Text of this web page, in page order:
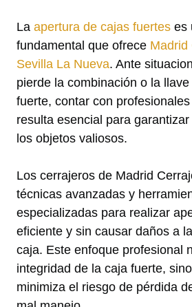
La apertura de cajas fuertes es
fundamental que ofrece Madrid
Sevilla La Nueva. Ante
pierde la combinación o la
fuerte, contar con
resulta esencial para
los objetos valiosos.
Los cerrajeros de Madrid
técnicas avanzadas y
especializadas para realizar
eficiente y sin causar daños a
caja. Este enfoque profesional
integridad de la caja fuerte,
minimiza el riesgo de pérdida